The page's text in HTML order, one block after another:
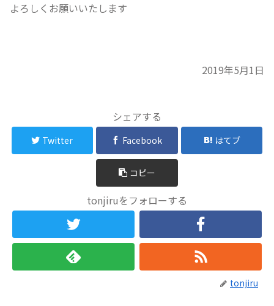
よろしくお願いいたします
2019年5月1日
シェアする
Twitter Facebook はてブ
コピー
tonjiruをフォローする
tonjiru